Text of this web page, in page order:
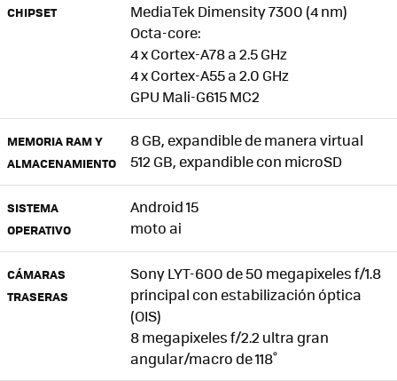
CHIPSET
MediaTek Dimensity 7300 (4 nm)
Octa-core:
4 x Cortex-A78 a 2.5 GHz
4 x Cortex-A55 a 2.0 GHz
GPU Mali-G615 MC2
MEMORIA RAM Y
ALMACENAMIENTO
8 GB, expandible de manera virtual
512 GB, expandible con microSD
SISTEMA
OPERATIVO
Android 15
moto ai
CÁMARAS
TRASERAS
Sony LYT-600 de 50 megapixeles f/1.8
principal con estabilización óptica
(OIS)
8 megapixeles f/2.2 ultra gran
angular/macro de 118˚